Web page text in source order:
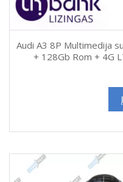
Audi A3 8P Multimedija
+ 128Gb Rom + 4G